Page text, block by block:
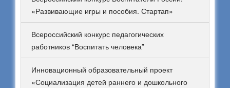
«Развивающие игры и пособия. Стартап»
Всероссийский конкурс педагогических
работников “Воспитать человека”
Инновационный образовательный проект
«Социализация детей раннего и дошкольного